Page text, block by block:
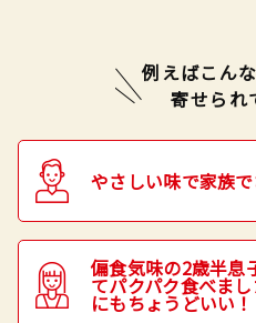
例えばこん
寄せられ
やさしい味で家族
偏食気味の2歳半息
てパクパク食べま
にもちょうどいい！